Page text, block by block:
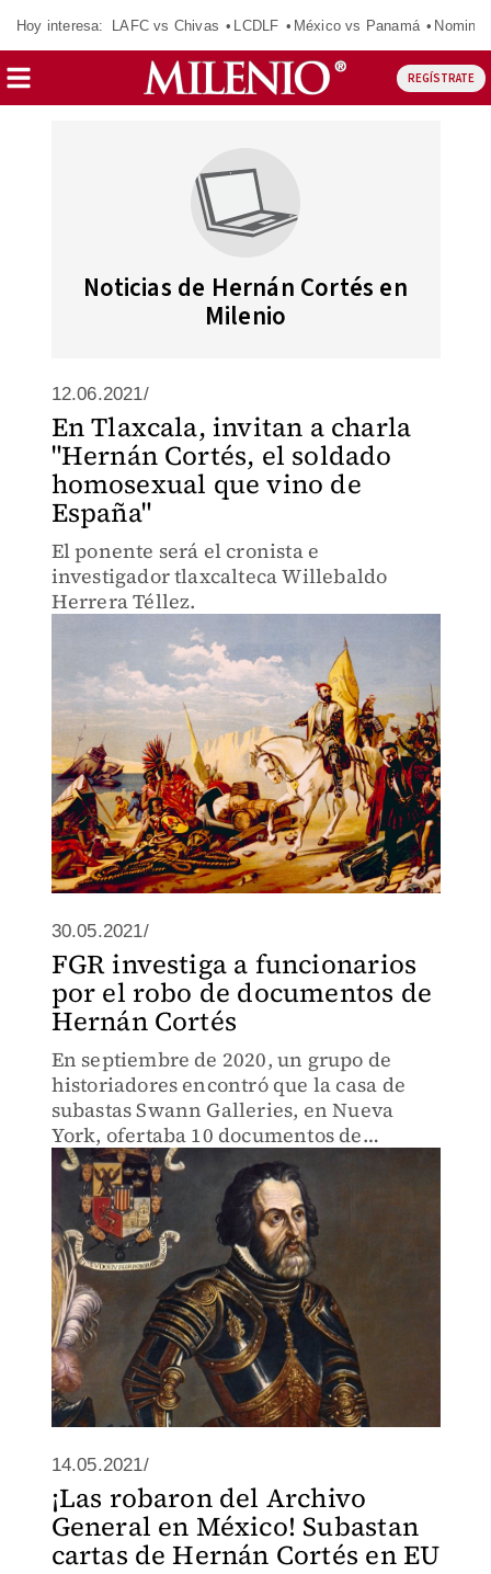
Hoy interesa: LAFC vs Chivas LCDLF México vs Panamá
REGÍSTRATE
Noticias de Hernán Cortés en
Milenio
12.06.2021/
En Tlaxcala, invitan a charla
"Hernán Cortés, el soldado
homosexual que vino de
España"
El ponente será el cronista e
investigador tlaxcalteca Willebaldo
Herrera Téllez.
30.05.2021/
FGR investiga a funcionarios
por el robo de documentos de
Hernán Cortés
En septiembre de 2020, un grupo de
historiadores encontró que la casa de
subastas Swann Galleries, en Nueva
York, ofertaba 10 documentos de
Hernán Cortés.
14.05.2021/
¡Las robaron del Archivo
General en México! Subastan
cartas de Hernán Cortés en EU